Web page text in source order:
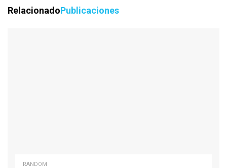
RelacionadoPublicaciones
RANDOM